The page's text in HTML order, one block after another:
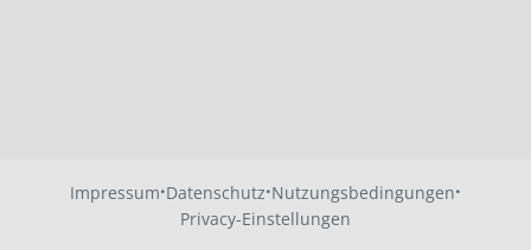
Impressum·Datenschutz·Nutzungsbedingungen·
Privacy-Einstellungen